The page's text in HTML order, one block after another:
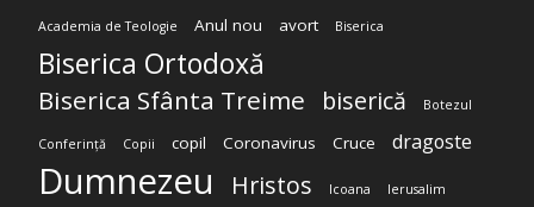
Academia de Teologie Anul nou avort Biserica
Biserica Ortodoxă
Biserica Sfânta Treime biserică Botezul
Conferință Copii copil Coronavirus Cruce dragoste
Dumnezeu Hristos Icoana Ierusalim